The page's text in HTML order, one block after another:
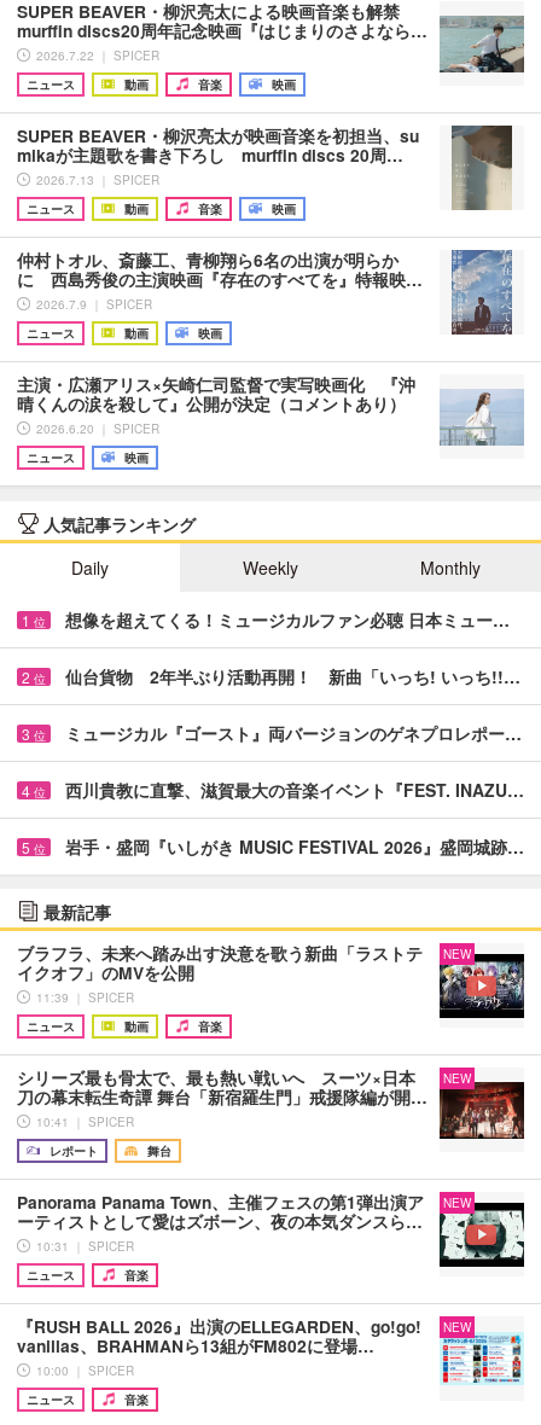
SUPER BEAVER・柳沢亮太による映画音楽も解禁
murffin discs20周年記念映画『はじまりのさよなら…
2026.7.22 ｜ SPICER
ニュース
動画 音楽 映画
SUPER BEAVER・柳沢亮太が映画音楽を初担当、su
mikaが主題歌を書き下ろし murffin discs 20周…
2026.7.13 ｜ SPICER
ニュース
動画 音楽 映画
仲村トオル、斎藤工、青柳翔ら6名の出演が明らか
に 西島秀俊の主演映画『存在のすべてを』特報映…
2026.7.9 ｜ SPICER
ニュース
動画 映画
主演・広瀬アリス×矢崎仁司監督で実写映画化 『沖
晴くんの涙を殺して』公開が決定（コメントあり）
2026.6.20 ｜ SPICER
ニュース
映画
人気記事ランキング
Daily
Weekly Monthly
1 位 想像を超えてくる！ミュージカルファン必聴 日本ミュー…
2 位 仙台貨物 2年半ぶり活動再開！ 新曲「いっち! いっち!!…
3 位 ミュージカル『ゴースト』両バージョンのゲネプロレポー…
4 位 西川貴教に直撃、滋賀最大の音楽イベント『FEST. INAZU…
5 位 岩手・盛岡『いしがき MUSIC FESTIVAL 2026』盛岡城跡…
最新記事
ブラフラ、未来へ踏み出す決意を歌う新曲「ラストテ
イクオフ」のMVを公開
11:39 ｜ SPICER
ニュース
動画 音楽
NEW
シリーズ最も骨太で、最も熱い戦いへ スーツ×日本
刀の幕末転生奇譚 舞台「新宿羅生門」戒援隊編が開…
10:41 ｜ SPICER
レポート
舞台
NEW
Panorama Panama Town、主催フェスの第1弾出演ア
ーティストとして愛はズボーン、夜の本気ダンスら…
10:31 ｜ SPICER
ニュース
音楽
NEW
『RUSH BALL 2026』出演のELLEGARDEN、go!go!
vanillas、BRAHMANら13組がFM802に登場…
10:00 ｜ SPICER
ニュース
音楽
NEW